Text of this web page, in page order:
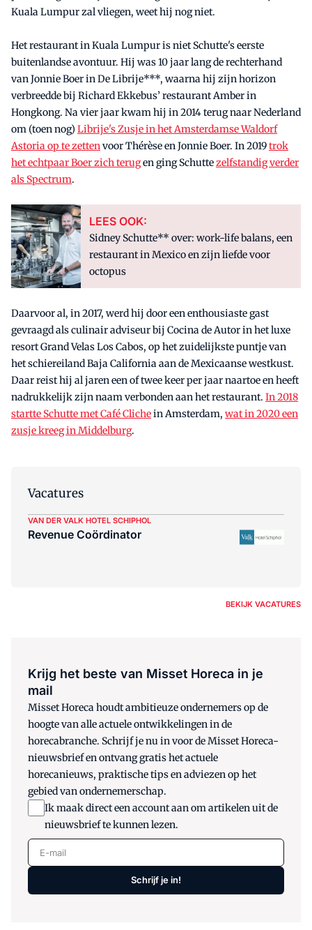
Kuala Lumpur zal vliegen, weet hij nog niet.
Het restaurant in Kuala Lumpur is niet Schutte's eerste
buitenlandse avontuur. Hij was 10 jaar lang de rechterhand
van Jonnie Boer in De Librije***, waarna hij zijn horizon
verbreedde bij Richard Ekkebus’ restaurant Amber in
Hongkong. Na vier jaar kwam hij in 2014 terug naar Nederland
om (toen nog) Librije's Zusje in het Amsterdamse Waldorf
Astoria op te zettenvoor Thérèse en Jonnie Boer. In 2019trok
het echtpaar Boer zich terugen ging Schuttezelfstandig verder
als Spectrum.
LEES OOK:
Sidney Schutte** over: work-life balans, een
restaurant in Mexico en zijn liefde voor
octopus
Daarvoor al, in 2017, werd hij door een enthousiaste gast
gevraagd als culinair adviseur bij Cocina de Autor in het luxe
resort Grand Velas Los Cabos, op het zuidelijkste puntje van
het schiereiland Baja California aan de Mexicaanse westkust.
Daar reist hij al jaren een of twee keer per jaar naartoe en heeft
nadrukkelijk zijn naam verbonden aan het restaurant. In 2018
startte Schutte met Café Clichein Amsterdam, wat in 2020 een
zusje kreeg in Middelburg.
Vacatures
VAN DER VALK HOTEL SCHIPHOL
Revenue Coördinator
BEKIJK VACATURES
Krijg het beste van Misset Horeca in je
mail
Misset Horeca houdt ambitieuze ondernemers op de
hoogte van alle actuele ontwikkelingen in de
horecabranche. Schrijf je nu in voor de Misset Horeca-
nieuwsbrief en ontvang gratis het actuele
horecanieuws, praktische tips en adviezen op het
gebied van ondernemerschap.
Ik maak direct een account aan om artikelen uit de
nieuwsbrief te kunnen lezen.
E-mail
Schrijf je in!